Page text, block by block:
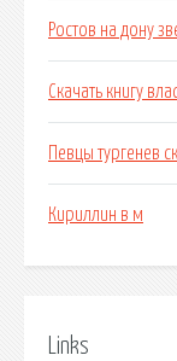
Ростов на дону
Скачать книгу
Певцы тургенев
Кириллин в м
Links